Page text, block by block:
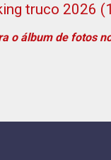
truco 2026
o álbum de fotos